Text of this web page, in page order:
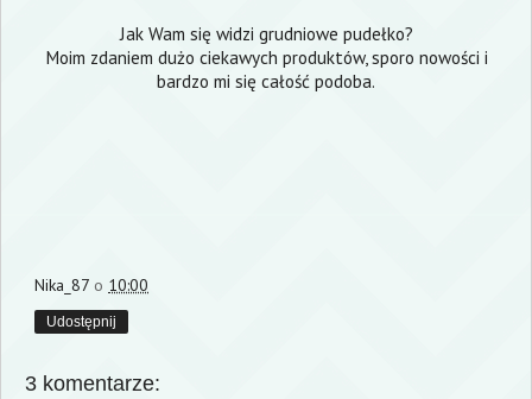
Jak Wam się widzi grudniowe pudełko?
Moim zdaniem dużo ciekawych produktów, sporo nowości i
bardzo mi się całość podoba.
Nika_87 o 10:00
Udostępnij
3 komentarze: